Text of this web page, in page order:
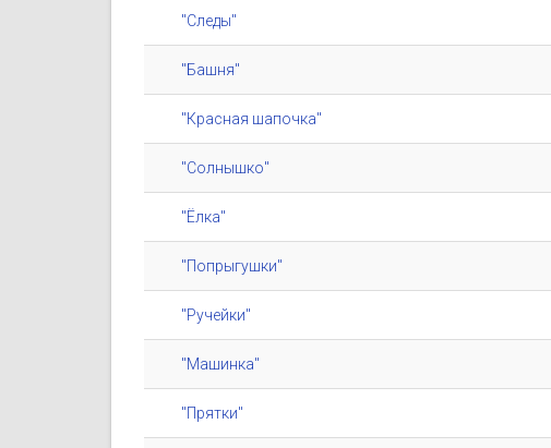
"Следы"
"Башня"
"Красная шапочка"
"Солнышко"
"Ёлка"
"Попрыгушки"
"Ручейки"
"Машинка"
"Прятки"